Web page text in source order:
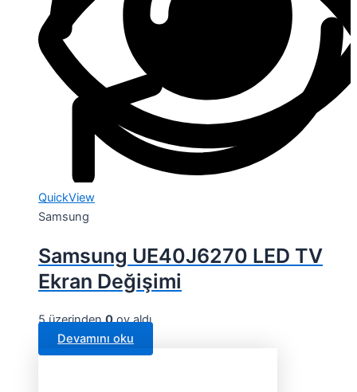
QuickView
Samsung
Samsung UE40J6270 LED TV
Ekran Değişimi
5 üzerinden0oy aldı
Devamını oku